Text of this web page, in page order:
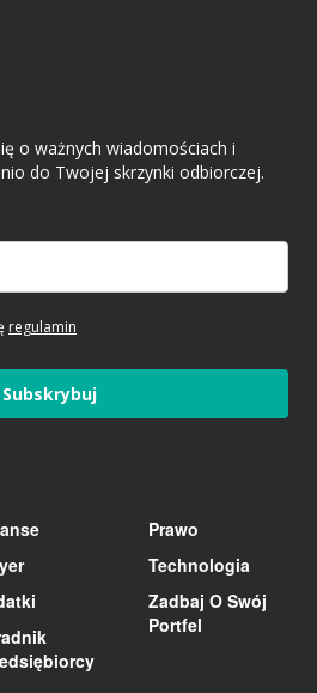
o ważnych wiadomościach i
do Twojej skrzynki odbiorczej.
regulamin
Subskrybuj
Prawo
Technologia
Zadbaj O Swój
Portfel